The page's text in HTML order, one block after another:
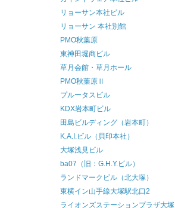
リョーサン本社ビル
リョーサン 本社別館
PMO秋葉原
東神田堀商ビル
草月会館・草月ホール
PMO秋葉原Ⅱ
プルータスビル
KDX岩本町ビル
田島ビルディング（岩本町）
K.A.I.ビル（貝印本社）
大塚浅見ビル
ba07（旧：G.H.Y.ビル）
ランドマークビル（北大塚）
東横イン山手線大塚駅北口2
ライオンズステーションプラザ大塚